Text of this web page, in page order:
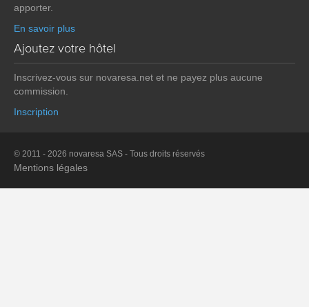
apporter.
En savoir plus
Ajoutez votre hôtel
Inscrivez-vous sur novaresa.net et ne payez plus aucune
commission.
Inscription
© 2011 - 2026 novaresa SAS - Tous droits réservés
Mentions légales